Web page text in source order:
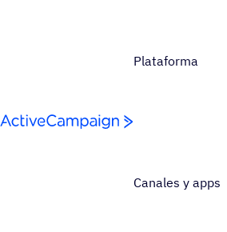
Plataforma
Canales y apps